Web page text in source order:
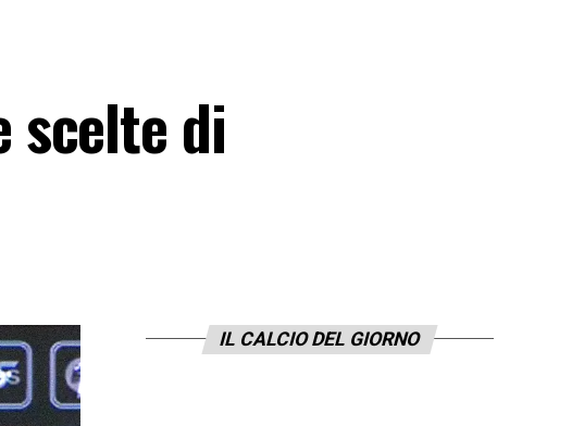
scelte di
IL CALCIO DEL GIORNO